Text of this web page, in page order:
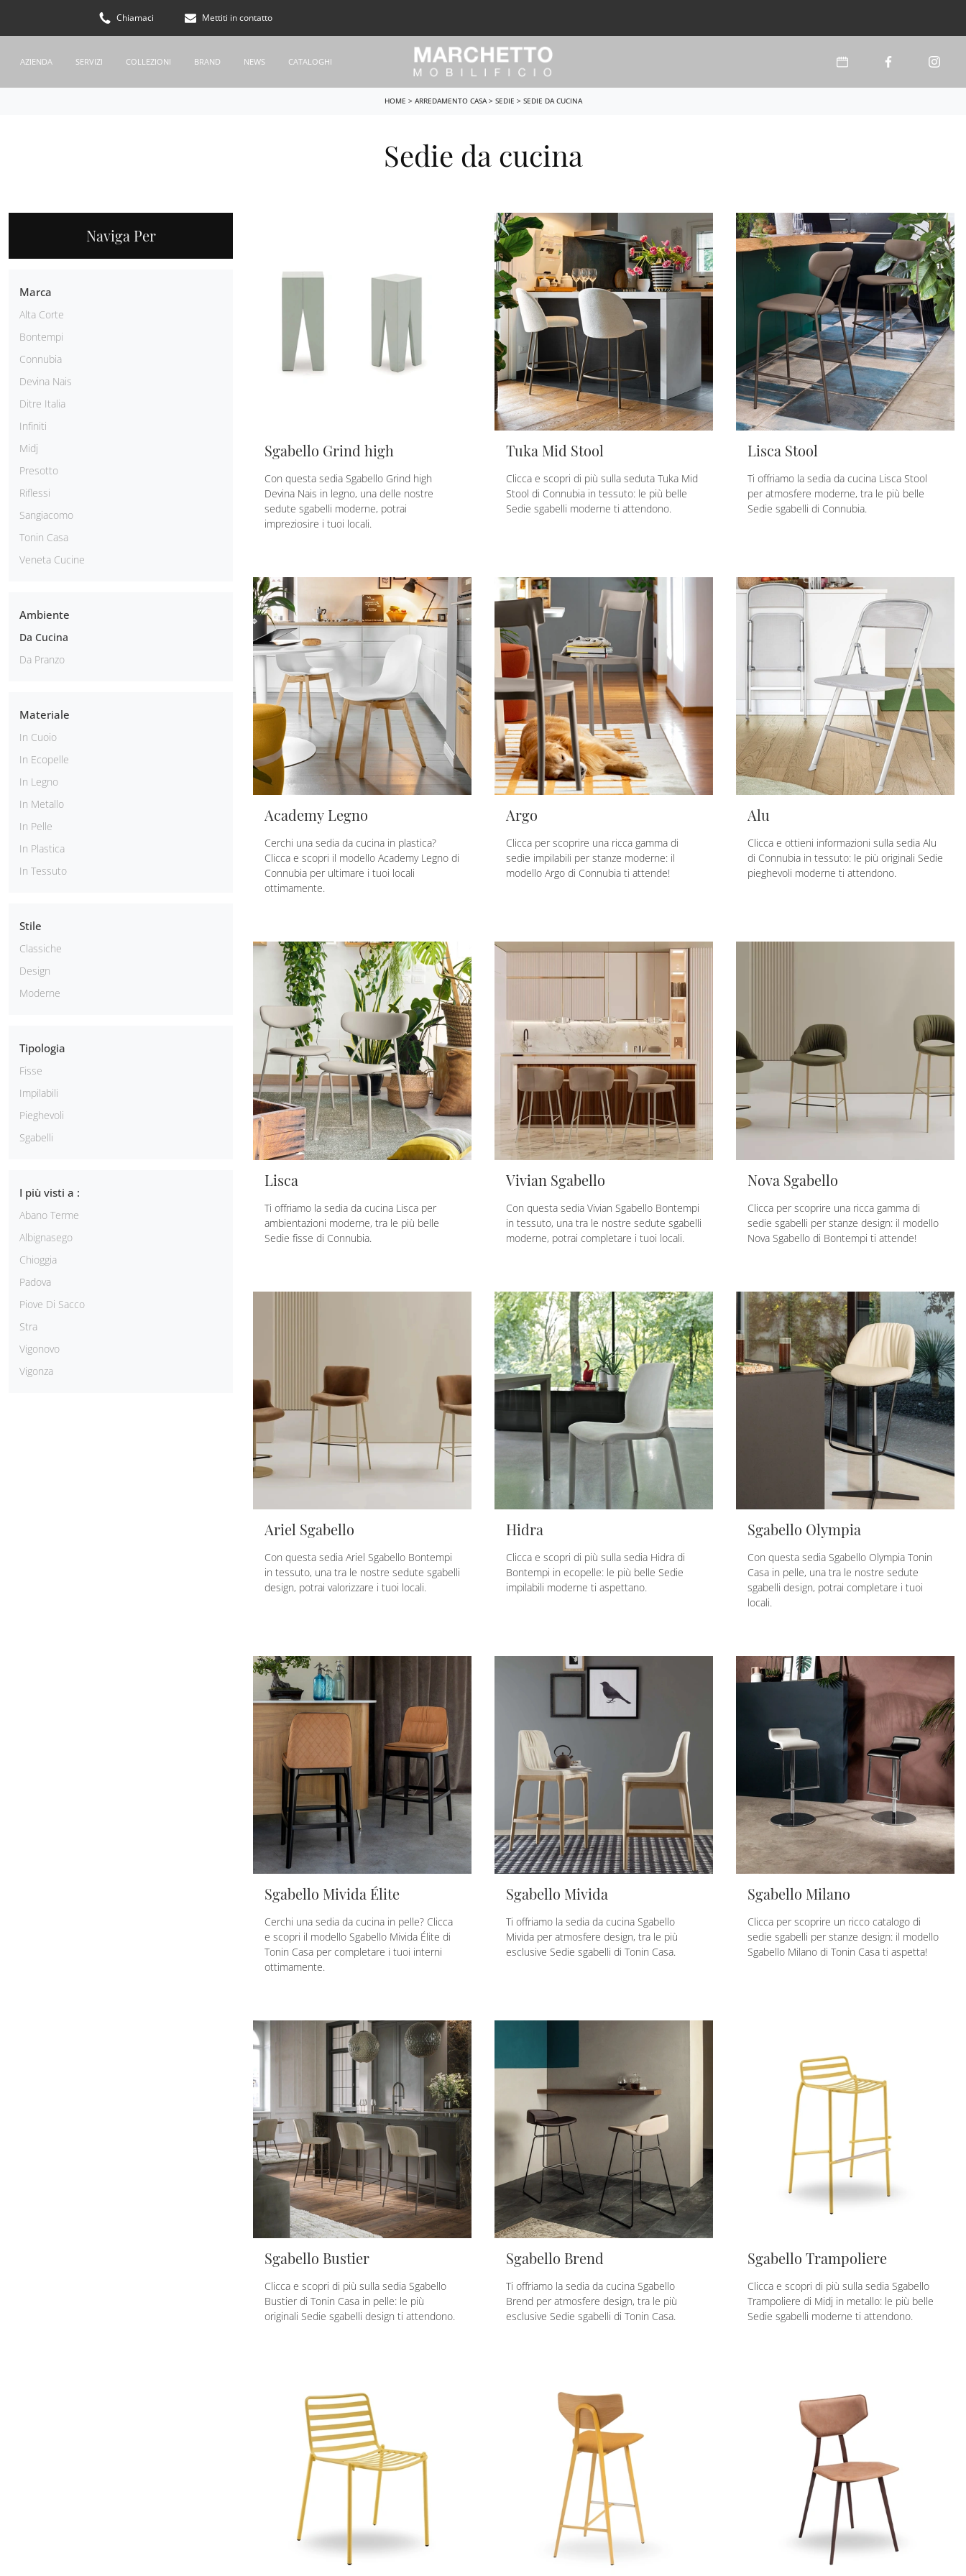
Chiamaci Mettiti in contatto
AZIENDA SERVIZI COLLEZIONI BRAND NEWS CATALOGHI
HOME > ARREDAMENTO CASA> SEDIE > SEDIE DA CUCINA
Sedie da cucina
Naviga Per
Marca
Alta Corte
Bontempi
Connubia
Devina Nais
Ditre Italia
Infiniti
Midj
Presotto
Riflessi
Sangiacomo
Tonin Casa
Veneta Cucine
Ambiente
Da Cucina
Da Pranzo
Materiale
In Cuoio
In Ecopelle
In Legno
In Metallo
In Pelle
In Plastica
In Tessuto
Stile
Classiche
Design
Moderne
Tipologia
Fisse
Impilabili
Pieghevoli
Sgabelli
I più visti a :
Abano Terme
Albignasego
Chioggia
Padova
Piove Di Sacco
Stra
Vigonovo
Vigonza
Sgabello Grind high
Con questa sedia Sgabello Grind high
Devina Nais in legno, una delle nostre
sedute sgabelli moderne, potrai
impreziosire i tuoi locali.
Tuka Mid Stool
Clicca e scopri di più sulla seduta Tuka Mid
Stool di Connubia in tessuto: le più belle
Sedie sgabelli moderne ti attendono.
Lisca Stool
Ti offriamo la sedia da cucina Lisca Stool
per atmosfere moderne, tra le più belle
Sedie sgabelli di Connubia.
Academy Legno
Cerchi una sedia da cucina in plastica?
Clicca e scopri il modello Academy Legno di
Connubia per ultimare i tuoi locali
ottimamente.
Argo
Clicca per scoprire una ricca gamma di
sedie impilabili per stanze moderne: il
modello Argo di Connubia ti attende!
Alu
Clicca e ottieni informazioni sulla sedia Alu
di Connubia in tessuto: le più originali Sedie
pieghevoli moderne ti attendono.
Lisca
Ti offriamo la sedia da cucina Lisca per
ambientazioni moderne, tra le più belle
Sedie fisse di Connubia.
Vivian Sgabello
Con questa sedia Vivian Sgabello Bontempi
in tessuto, una tra le nostre sedute sgabelli
moderne, potrai completare i tuoi locali.
Nova Sgabello
Clicca per scoprire una ricca gamma di
sedie sgabelli per stanze design: il modello
Nova Sgabello di Bontempi ti attende!
Ariel Sgabello
Con questa sedia Ariel Sgabello Bontempi
in tessuto, una tra le nostre sedute sgabelli
design, potrai valorizzare i tuoi locali.
Hidra
Clicca e scopri di più sulla sedia Hidra di
Bontempi in ecopelle: le più belle Sedie
impilabili moderne ti aspettano.
Sgabello Olympia
Con questa sedia Sgabello Olympia Tonin
Casa in pelle, una tra le nostre sedute
sgabelli design, potrai completare i tuoi
locali.
Sgabello Mivida Élite
Cerchi una sedia da cucina in pelle? Clicca
e scopri il modello Sgabello Mivida Élite di
Tonin Casa per completare i tuoi interni
ottimamente.
Sgabello Mivida
Ti offriamo la sedia da cucina Sgabello
Mivida per atmosfere design, tra le più
esclusive Sedie sgabelli di Tonin Casa.
Sgabello Milano
Clicca per scoprire un ricco catalogo di
sedie sgabelli per stanze design: il modello
Sgabello Milano di Tonin Casa ti aspetta!
Sgabello Bustier
Clicca e scopri di più sulla sedia Sgabello
Bustier di Tonin Casa in pelle: le più
originali Sedie sgabelli design ti attendono.
Sgabello Brend
Ti offriamo la sedia da cucina Sgabello
Brend per atmosfere design, tra le più
esclusive Sedie sgabelli di Tonin Casa.
Sgabello Trampoliere
Clicca e scopri di più sulla sedia Sgabello
Trampoliere di Midj in metallo: le più belle
Sedie sgabelli moderne ti attendono.